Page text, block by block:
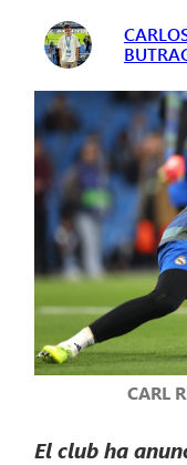
CARL
El club ha